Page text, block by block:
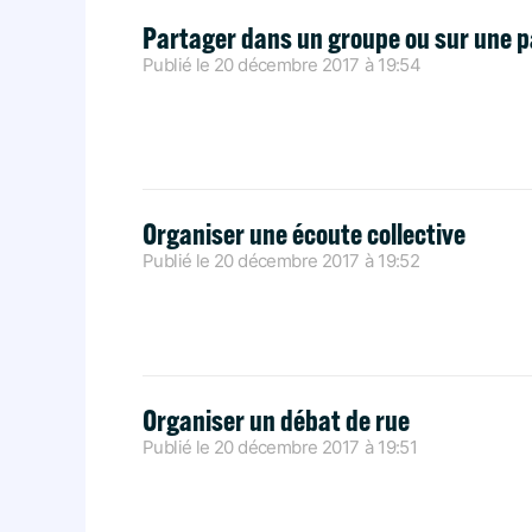
Partager dans un groupe ou sur une
Publié le 20 décembre 2017 à 19:54
Organiser une écoute collective
Publié le 20 décembre 2017 à 19:52
Organiser un débat de rue
Publié le 20 décembre 2017 à 19:51